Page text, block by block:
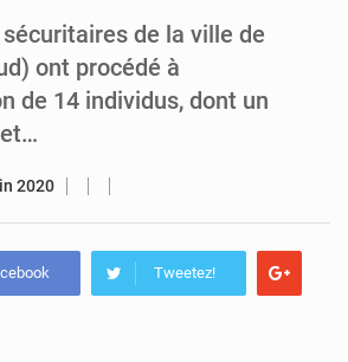
Tibiri : le dialogue, nouveau terrain de jeu pour la paix
de la ville de
ont procédé à
de 14 individus, dont un
2020
Tweetez!